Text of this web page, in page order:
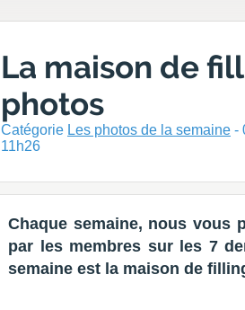
La maison de
photos
Catégorie Les photos de la semaine -
11h26
Chaque semaine, nous vous
par les membres sur les 7
semaine est la maison de